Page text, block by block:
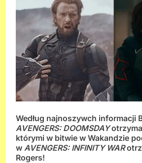
Według najnoszywch informacji
AVENGERS: DOOMSDAY
którymi w bitwie w Wakandzie
w AVENGERS: INFINITY WAR
Rogers!